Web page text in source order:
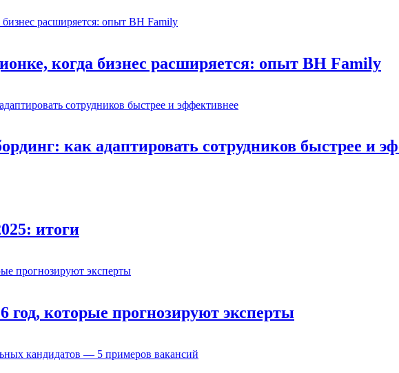
когда бизнес расширяется: опыт BH Family
как адаптировать сотрудников быстрее и
итоги
год, которые прогнозируют эксперты